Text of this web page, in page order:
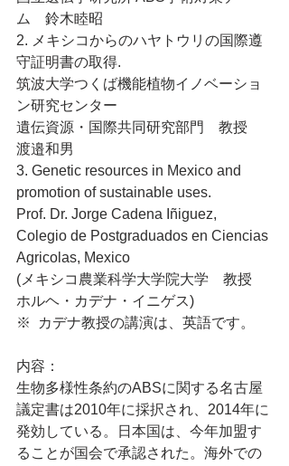
ム　鈴木睦昭
2. メキシコからのハヤトウリの国際遵
守証明書の取得.
筑波大学つくば機能植物イノベーショ
ン研究センター
遺伝資源・国際共同研究部門　教授
渡邉和男
3. Genetic resources in Mexico and
promotion of sustainable uses.
Prof. Dr. Jorge Cadena Iñiguez,
Colegio de Postgraduados en Ciencias
Agricolas, Mexico
(メキシコ農業科学大学院大学　教授
ホルヘ・カデナ・イニゲス)
※  カデナ教授の講演は、英語です。
内容：
生物多様性条約のABSに関する名古屋
議定書は2010年に採択され、2014年に
発効している。日本国は、今年加盟す
ることが国会で承認された。海外での